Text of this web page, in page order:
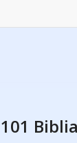
101